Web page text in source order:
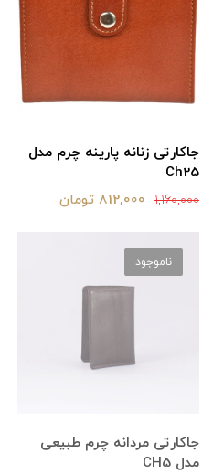
جاکارتی زنانه پارینه چرم مدل
Ch25
1,160,000 812,000 تومان
جاکارتی مردانه چرم طبیعی
مدل CH5
ناموجود